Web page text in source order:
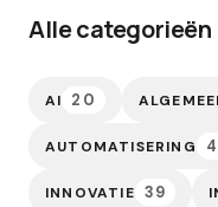
Alle categorieën
AI 20
AUTOMATISERING
INNOVATIE 39